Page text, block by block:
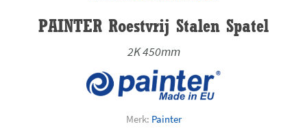
PAINTER Roestvrij Stalen Spatel
2K 450mm
Merk: Painter